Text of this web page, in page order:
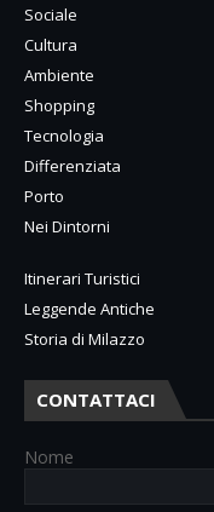
Sociale
Cultura
Ambiente
Shopping
Tecnologia
Differenziata
Porto
Nei Dintorni
Itinerari Turistici
Leggende Antiche
Storia di Milazzo
CONTATTACI
Nome